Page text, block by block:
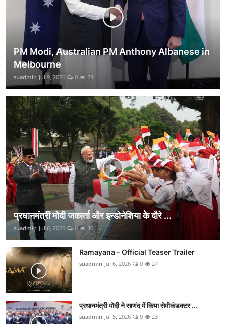
PM Modi, Australian PM Anthony Albanese in
Melbourne
suadmin Jul 9, 2026 0 23
प्रधानमंत्री मोदी जकार्ता और इन्डोनेशिया के दौरे ...
suadmin Jul 6, 2026 0 30
Ramayana - Official Teaser Trailer
suadmin Jul 6, 2026 0 27
प्रधानमंत्री मोदी ने साणंद में किया सेमीकंडक्टर ...
suadmin Jul 5, 2026 0 23